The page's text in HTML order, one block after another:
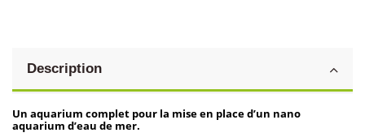
Description
Un aquarium complet pour la mise en place d’un nano
aquarium d’eau de mer.